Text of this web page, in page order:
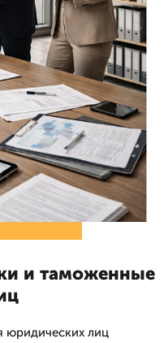
и таможенные
юридических лиц